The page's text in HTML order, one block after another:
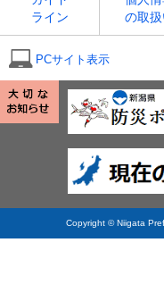
ライン
の取
PCサイト表示
Copyright © Niigata